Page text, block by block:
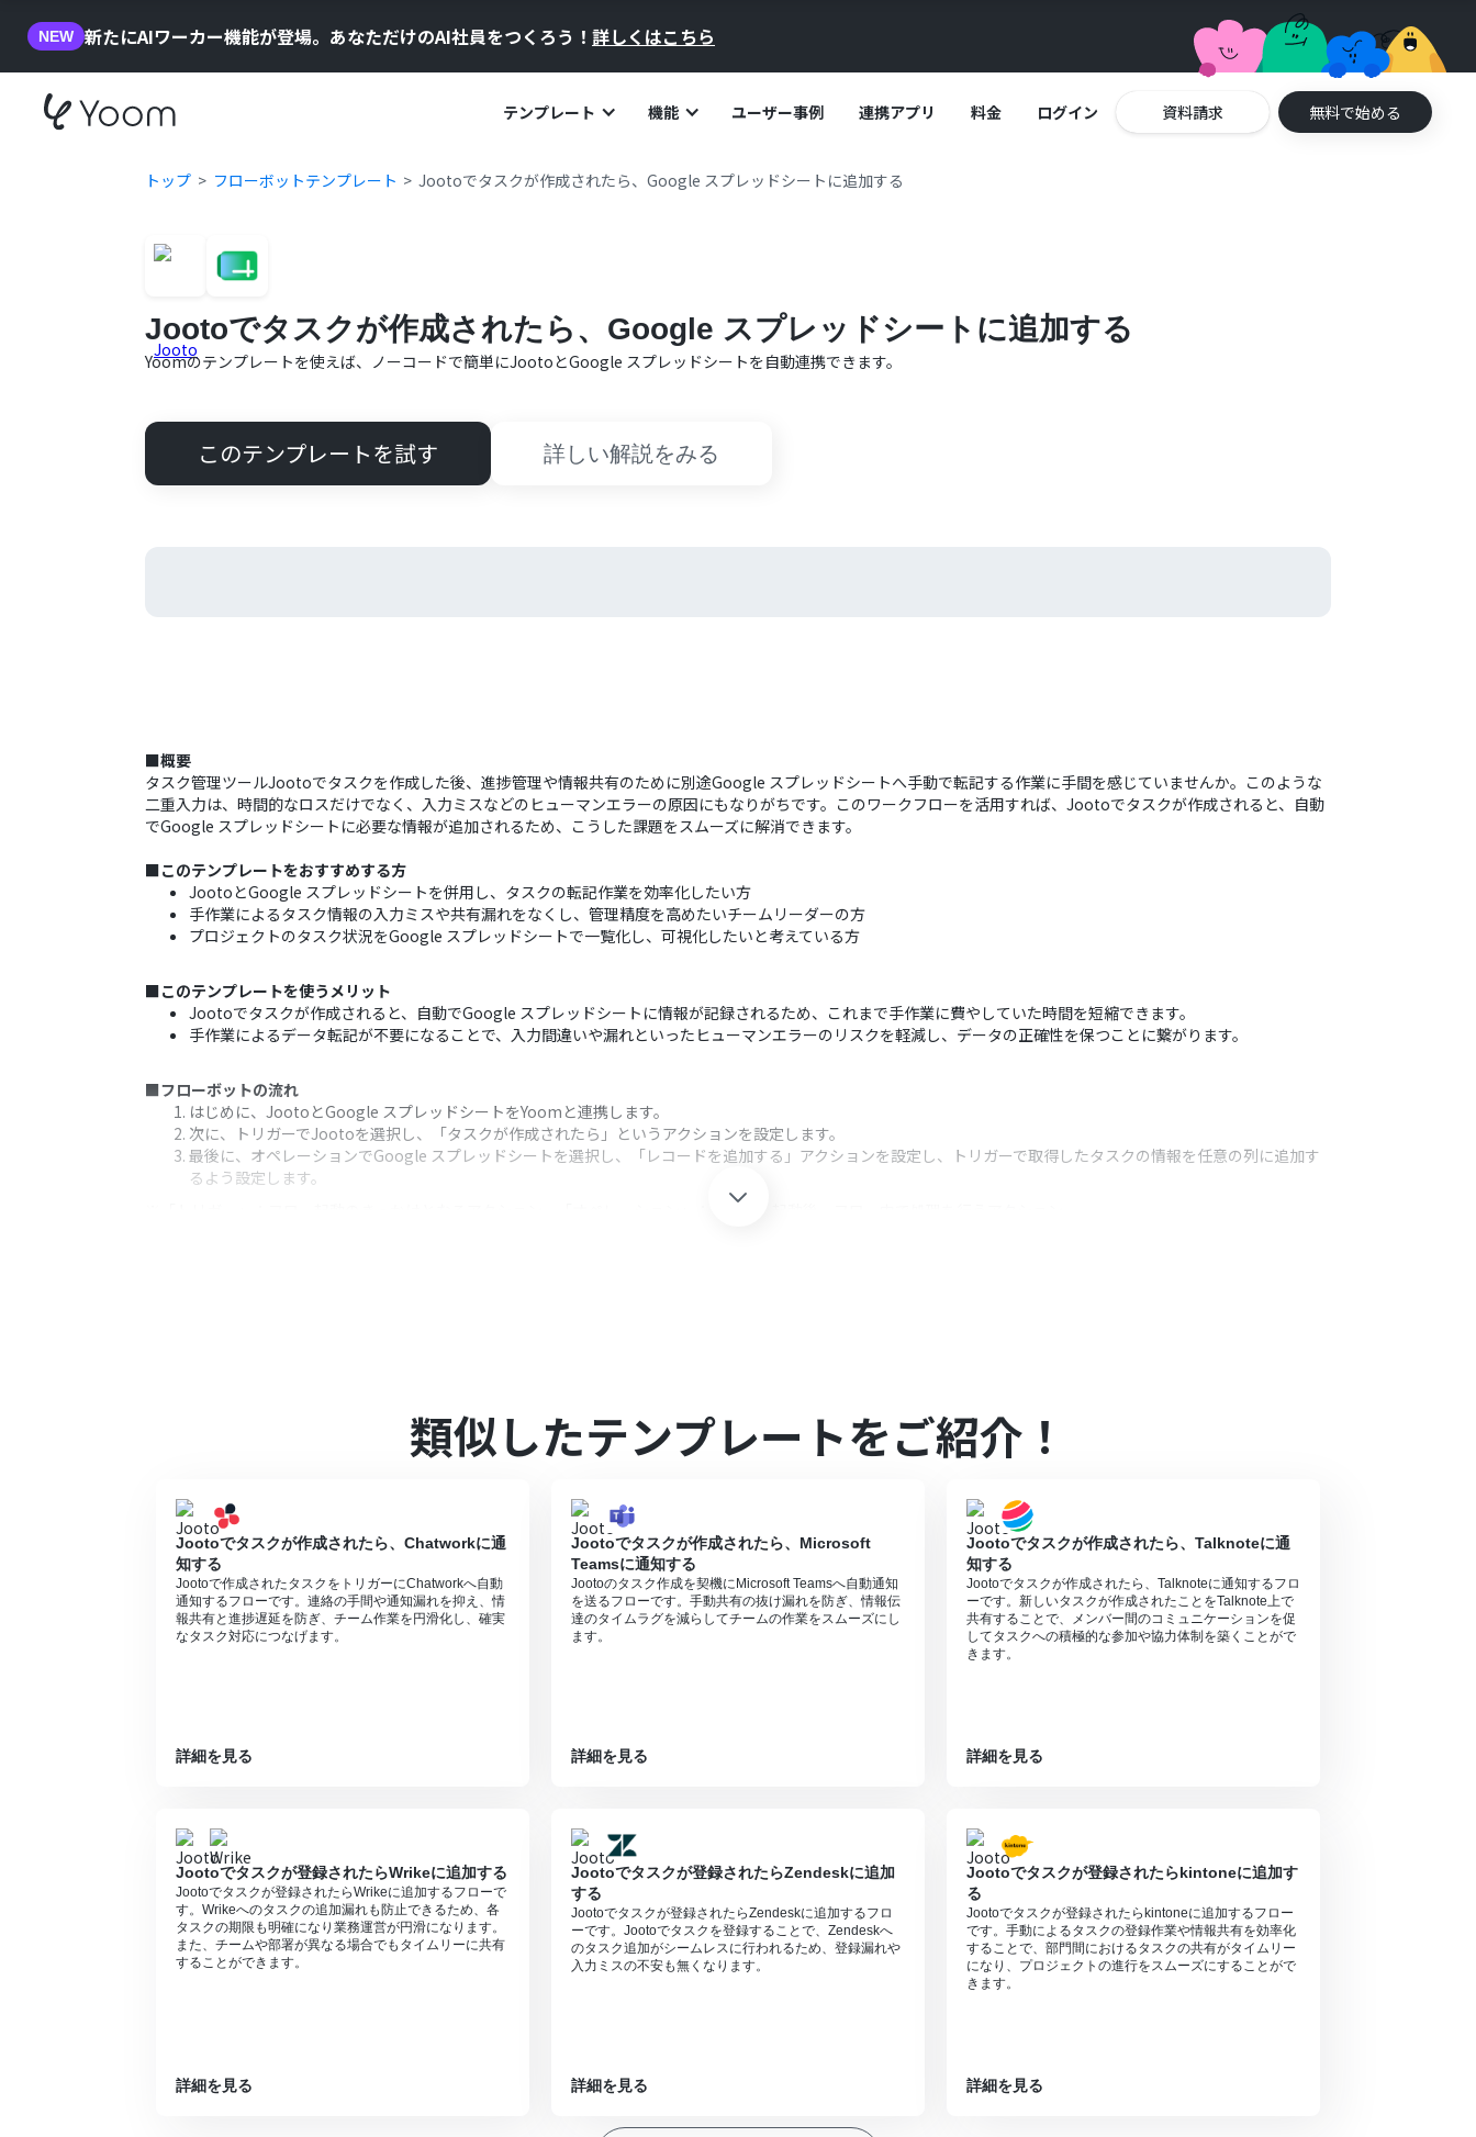
NEW 新たにAIワーカー機能が登場。あなただけのAI社員をつくろう！ 詳しくはこちら
テンプレート 機能 ユーザー事例 連携アプリ 料金 ログイン 資料請求 無料で始める
トップ フローボットテンプレート Jootoでタスクが作成されたら、Google スプレッドシートに追加する
Jootoでタスクが作成されたら、Google スプレッドシートに追加する
Yoomのテンプレートを使えば、ノーコードで簡単にJootoとGoogle スプレッドシートを自動連携できます。
このテンプレートを試す 詳しい解説をみる
■概要
タスク管理ツールJootoでタスクを作成した後、進捗管理や情報共有のために別途Google スプレッドシートへ手動で転記する作業に手間を感じていませんか。このような
二重入力は、時間的なロスだけでなく、入力ミスなどのヒューマンエラーの原因にもなりがちです。このワークフローを活用すれば、Jootoでタスクが作成されると、自動
でGoogle スプレッドシートに必要な情報が追加されるため、こうした課題をスムーズに解消できます。
■このテンプレートをおすすめする方
JootoとGoogle スプレッドシートを併用し、タスクの転記作業を効率化したい方
手作業によるタスク情報の入力ミスや共有漏れをなくし、管理精度を高めたいチームリーダーの方
プロジェクトのタスク状況をGoogle スプレッドシートで一覧化し、可視化したいと考えている方
■このテンプレートを使うメリット
Jootoでタスクが作成されると、自動でGoogle スプレッドシートに情報が記録されるため、これまで手作業に費やしていた時間を短縮できます。
手作業によるデータ転記が不要になることで、入力間違いや漏れといったヒューマンエラーのリスクを軽減し、データの正確性を保つことに繋がります。
■フローボットの流れ
はじめに、JootoとGoogle スプレッドシートをYoomと連携します。
次に、トリガーでJootoを選択し、「タスクが作成されたら」というアクションを設定します。
最後に、オペレーションでGoogle スプレッドシートを選択し、「レコードを追加する」アクションを設定し、トリガーで取得したタスクの情報を任意の列に追加す
るよう設定します。
プランによって最短の起動間隔が異なりますので、ご注意ください。
類似したテンプレートをご紹介！
Jootoでタスクが作成されたら、Chatworkに通
知する
Jootoで作成されたタスクをトリガーにChatworkへ自動
通知するフローです。連絡の手間や通知漏れを抑え、情
報共有と進捗遅延を防ぎ、チーム作業を円滑化し、確実
なタスク対応につなげます。
詳細を見る
Jootoでタスクが作成されたら、Microsoft
Teamsに通知する
Jootoのタスク作成を契機にMicrosoft Teamsへ自動通知
を送るフローです。手動共有の抜け漏れを防ぎ、情報伝
達のタイムラグを減らしてチームの作業をスムーズにし
ます。
詳細を見る
Jootoでタスクが作成されたら、Talknoteに通
知する
Jootoでタスクが作成されたら、Talknoteに通知するフロ
ーです。新しいタスクが作成されたことをTalknote上で
共有することで、メンバー間のコミュニケーションを促
してタスクへの積極的な参加や協力体制を築くことがで
きます。
詳細を見る
Jootoでタスクが登録されたらWrikeに追加する
Jootoでタスクが登録されたらWrikeに追加するフローで
す。Wrikeへのタスクの追加漏れも防止できるため、各
タスクの期限も明確になり業務運営が円滑になります。
また、チームや部署が異なる場合でもタイムリーに共有
することができます。
詳細を見る
Jootoでタスクが登録されたらZendeskに追加
する
Jootoでタスクが登録されたらZendeskに追加するフロ
ーです。Jootoでタスクを登録することで、Zendeskへ
のタスク追加がシームレスに行われるため、登録漏れや
入力ミスの不安も無くなります。
詳細を見る
Jootoでタスクが登録されたらkintoneに追加す
る
Jootoでタスクが登録されたらkintoneに追加するフロー
です。手動によるタスクの登録作業や情報共有を効率化
することで、部門間におけるタスクの共有がタイムリー
になり、プロジェクトの進行をスムーズにすることがで
きます。
詳細を見る